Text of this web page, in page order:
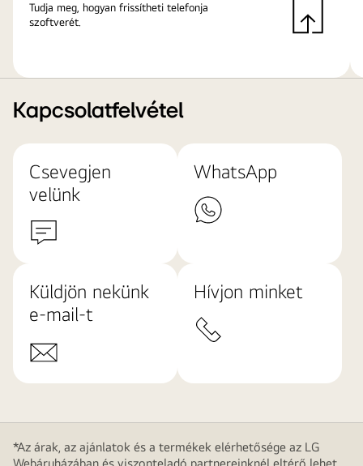
Tudja meg, hogyan frissítheti telefonja
szoftverét.
Kapcsolatfelvétel
Csevegjen
velünk
WhatsApp
Küldjön nekünk
e-mail-t
Hívjon minket
*Az árak, az ajánlatok és a termékek elérhetősége az LG